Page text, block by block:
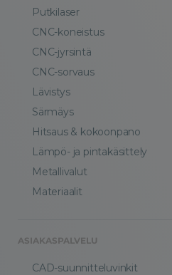
Putkilaser
CNC-koneistus
CNC-jyrsintä
CNC-sorvaus
Lävistys
Särmäys
Hitsaus & kokoonpano
Lämpö- ja pintakäsittely
Metallivalut
Materiaalit
ASIAKASPALVELU
CAD-suunnitteluvinkit